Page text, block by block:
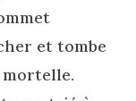
et tombe